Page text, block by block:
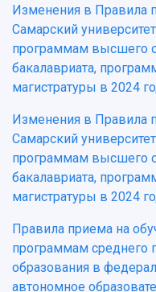
Изменения в Правила
Самарский
программам высшего
бакалавриата,
магистратуры в 2024
Изменения в Правила
Самарский
программам высшего
бакалавриата,
магистратуры в 2024
Правила приема на
программам среднего
образования в
автономное